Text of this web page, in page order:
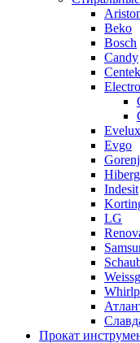
Beko
Bosch
Candy
Centek
Evelux
Evgo
Hiberg
Indesit
LG
Прокат